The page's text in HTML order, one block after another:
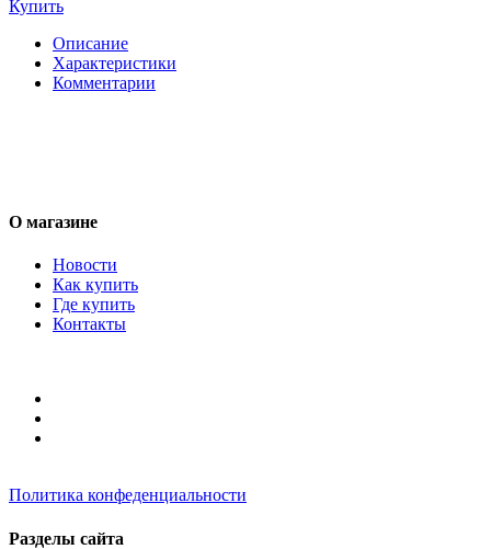
Купить
Описание
Характеристики
Комментарии
О магазине
Новости
Как купить
Где купить
Контакты
Политика конфеденциальности
Разделы сайта